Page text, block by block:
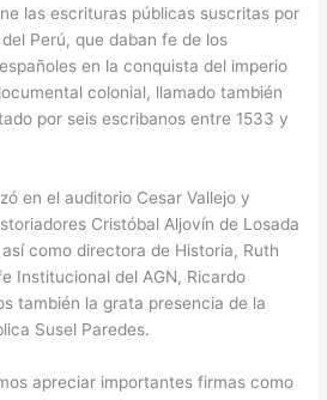
las escrituras públicas suscritas por
Perú, que daban fe de los
en la conquista del imperio
colonial, llamado también
por seis escribanos entre 1533 y
en el auditorio Cesar Vallejo y
Cristóbal Aljovín de Losada
como directora de Historia, Ruth
Institucional del AGN, Ricardo
también la grata presencia de la
Susel Paredes.
apreciar importantes firmas como